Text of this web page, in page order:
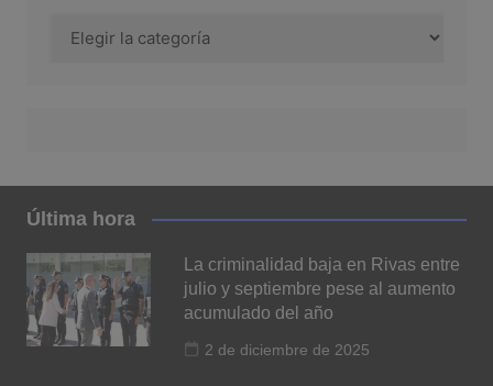
Última hora
La criminalidad baja en Rivas entre
julio y septiembre pese al aumento
acumulado del año
2 de diciembre de 2025